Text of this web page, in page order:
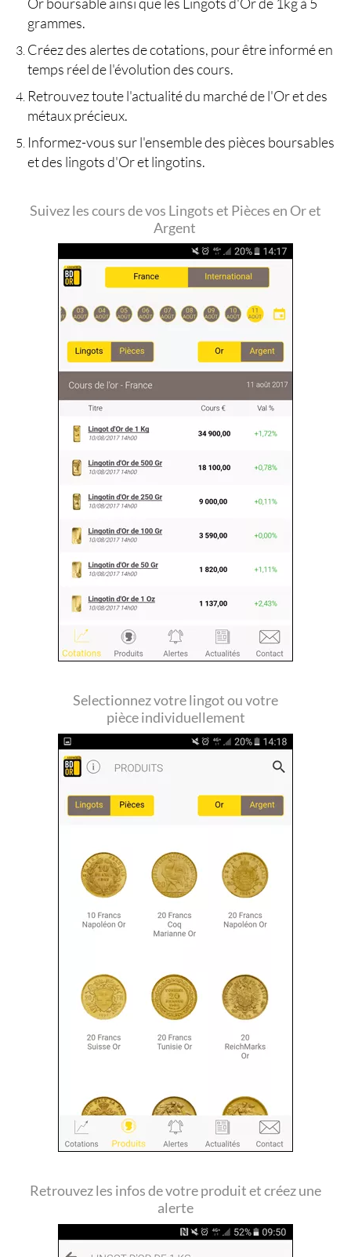
grammes.
Créez des alertes de cotations, pour être informé en
temps réel de l'évolution des cours.
Retrouvez toute l'actualité du marché de l'Or et des
métaux précieux.
Informez-vous sur l'ensemble des pièces boursables
et des lingots d'Or et lingotins.
Suivez les cours de vos Lingots et Pièces en Or et
Argent
Selectionnez votre lingot ou votre
pièce individuellement
Retrouvez les infos de votre produit et créez une
alerte